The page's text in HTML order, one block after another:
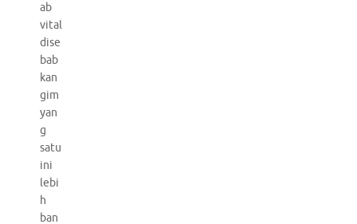
ab
vital
dise
bab
kan
gim
yan
g
satu
ini
lebi
h
ban